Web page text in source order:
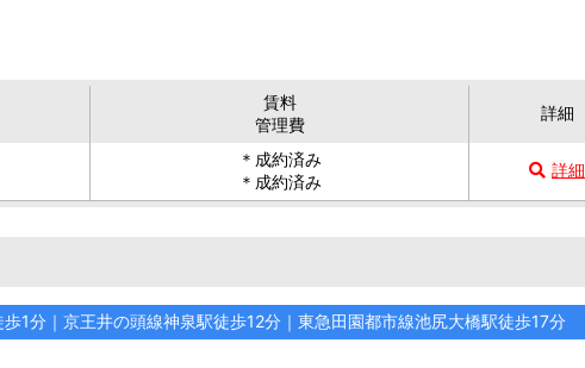
賃料
管理費
詳細
＊成約済み
＊成約済み
詳細
1分｜京王井の頭線神泉駅徒歩12分｜東急田園都市線池尻大橋駅徒歩17分